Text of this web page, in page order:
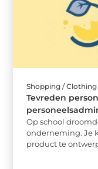
Shopping / Clothing
Tevreden
Op school
onderneming. Je
product te